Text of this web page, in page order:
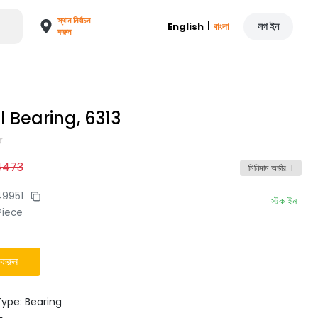
স্থান নির্বাচন
করুন
English | বাংলা লগ ইন
Bearing, 6313
মিনিমাম অর্ডার: 1
স্টক ইন
করুন
Bearing